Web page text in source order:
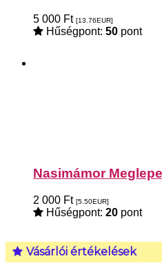
5 000 Ft [13.76EUR]
Hűségpont: 50 pont
Nasimámor
2 000 Ft [5.50EUR]
Hűségpont: 20 pont
Vásárlói értékelések